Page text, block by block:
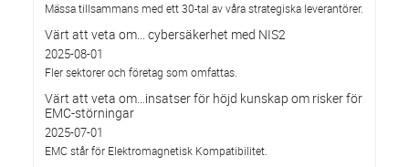
Mässa tillsammans med ett 30-tal av våra strategiska leverantörer.
Värt att veta om... cybersäkerhet med NIS2
2025-08-01
Fler sektorer och företag som omfattas.
Värt att veta om…insatser för höjd kunskap om risker för
EMC-störningar
2025-07-01
EMC står för Elektromagnetisk Kompatibilitet.